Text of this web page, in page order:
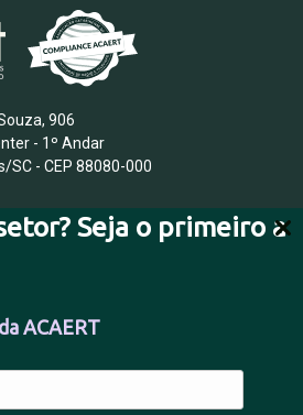
Seja o primeiro a
ACAERT
906
- 1º Andar
SC - CEP 88080-000